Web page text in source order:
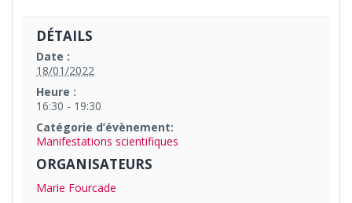
DÉTAILS
Date :
18/01/2022
Heure :
16:30 - 19:30
Catégorie d’évènement:
Manifestations scientifiques
ORGANISATEURS
Marie Fourcade